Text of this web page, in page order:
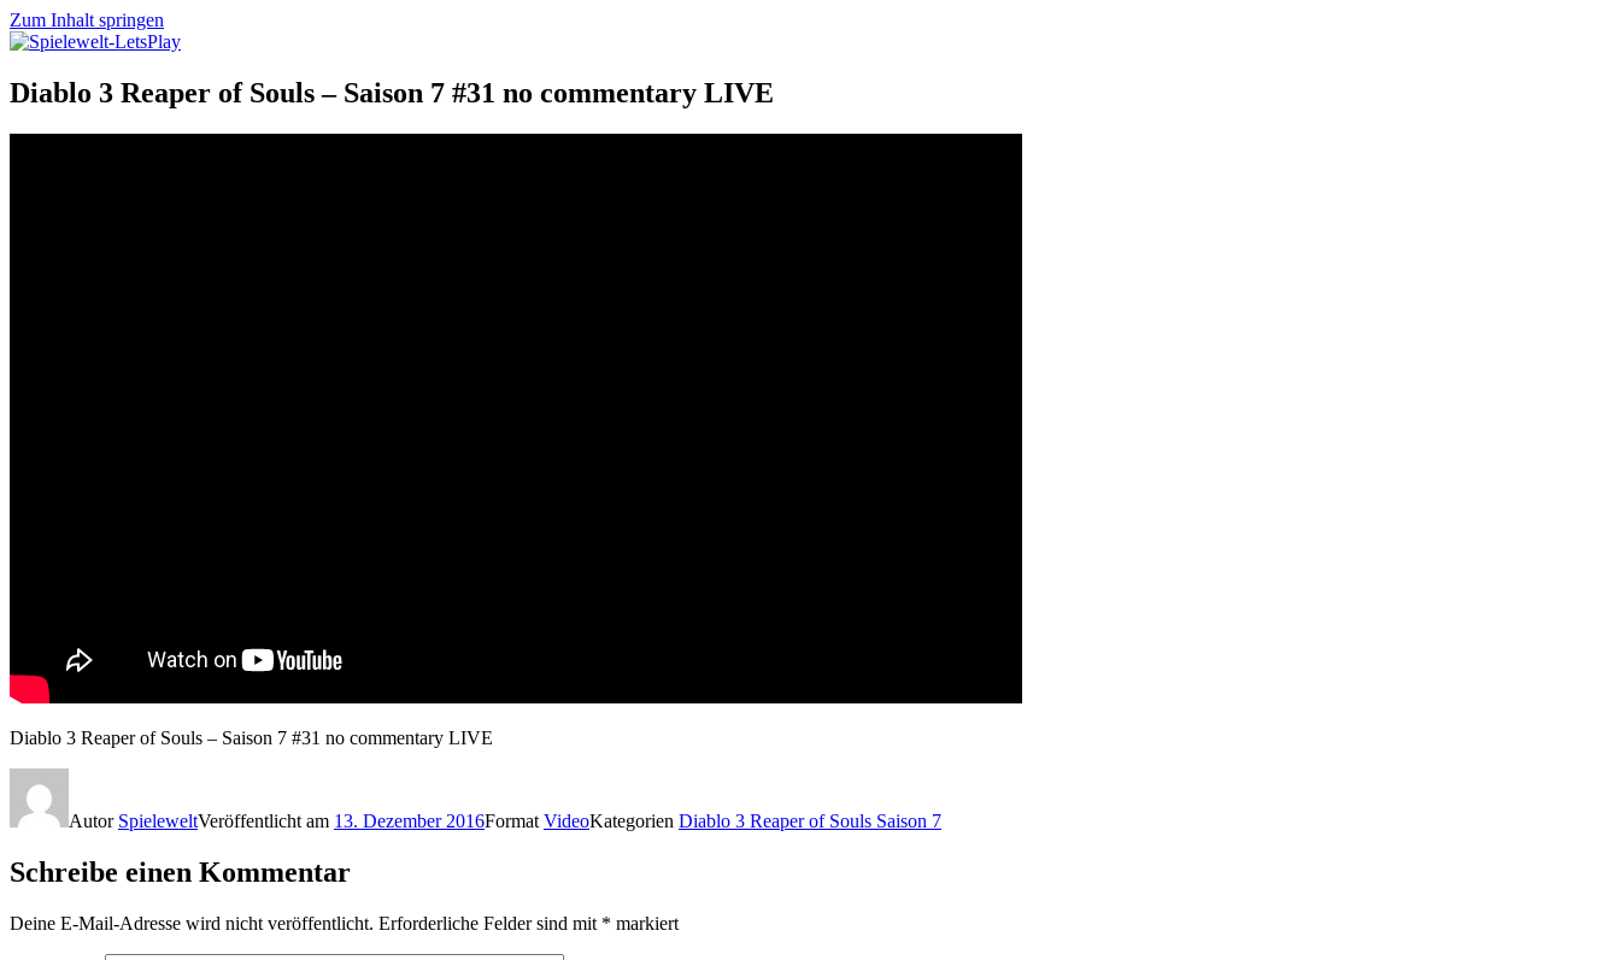
Zum Inhalt springen
Diablo 3 Reaper of Souls – Saison 7 #31 no commentary LIVE
Diablo 3 Reaper of Souls – Saison 7 #31 no commentary LIVE
Autor SpieleweltVeröffentlicht am 13. Dezember 2016Format VideoKategorien Diablo 3 Reaper of Souls Saison 7
Schreibe einen Kommentar
Deine E-Mail-Adresse wird nicht veröffentlicht. Erforderliche Felder sind mit * markiert